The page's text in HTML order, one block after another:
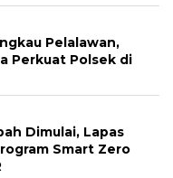
Pelalawan,
Perkuat Polsek di
Dimulai, Lapas
Smart Zero